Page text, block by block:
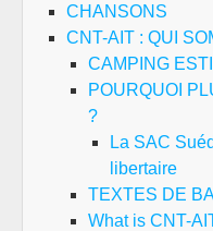
CHANSONS
CNT-AIT : QUI
CAMPING
POURQUOI
?
La SAC
libertaire
TEXTES DE
What is CNT-